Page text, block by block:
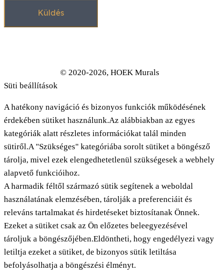
© 2020-2026, HOEK Murals
Süti beállítások
A hatékony navigáció és bizonyos funkciók működésének
érdekében sütiket használunk.Az alábbiakban az egyes
kategóriák alatt részletes információkat talál minden
sütiről.A "Szükséges" kategóriába sorolt sütiket a böngésző
tárolja, mivel ezek elengedhetetlenül szükségesek a webhely
alapvető funkcióihoz.
A harmadik féltől származó sütik segítenek a weboldal
használatának elemzésében, tárolják a preferenciáit és
releváns tartalmakat és hirdetéseket biztosítanak Önnek.
Ezeket a sütiket csak az Ön előzetes beleegyezésével
tároljuk a böngészőjében.Eldöntheti, hogy engedélyezi vagy
letiltja ezeket a sütiket, de bizonyos sütik letiltása
befolyásolhatja a böngészési élményt.